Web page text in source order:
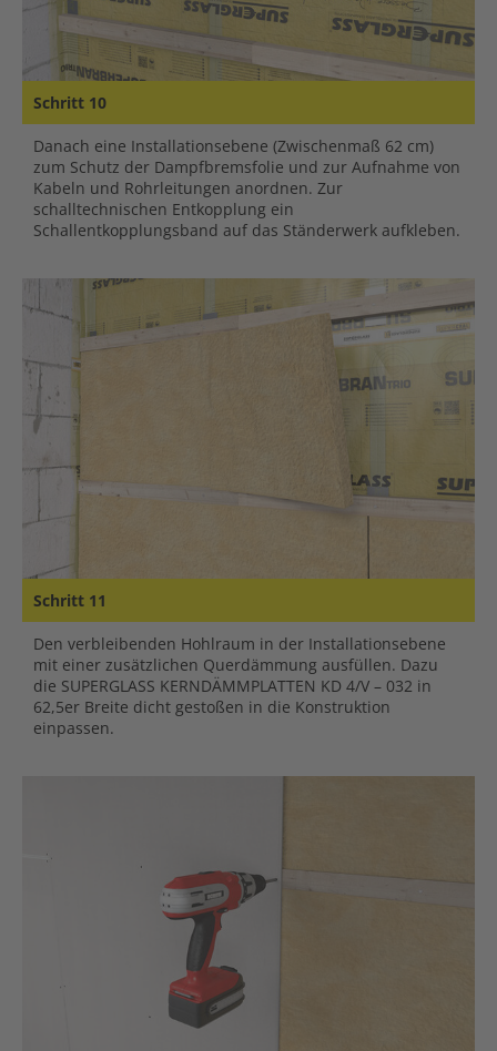
Schritt 10
Danach eine Installationsebene (Zwischenmaß 62 cm)
zum Schutz der Dampfbremsfolie und zur Aufnahme von
Kabeln und Rohrleitungen anordnen. Zur
schalltechnischen Entkopplung ein
Schallentkopplungsband auf das Ständerwerk aufkleben.
Schritt 11
Den verbleibenden Hohlraum in der Installationsebene
mit einer zusätzlichen Querdämmung ausfüllen. Dazu
die SUPERGLASS KERNDÄMMPLATTEN KD 4/V – 032 in
62,5er Breite dicht gestoßen in die Konstruktion
einpassen.